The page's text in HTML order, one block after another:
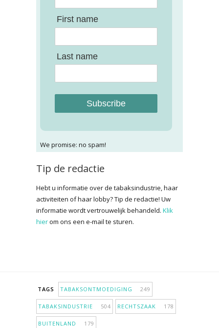
First name
Last name
Subscribe
We promise: no spam!
Tip de redactie
Hebt u informatie over de tabaksindustrie, haar
activiteiten of haar lobby? Tip de redactie! Uw
informatie wordt vertrouwelijk behandeld. Klik
hierom ons een e-mail te sturen.
TAGS TABAKSONTMOEDIGING 249
TABAKSINDUSTRIE 504 RECHTSZAAK 178
BUITENLAND 179